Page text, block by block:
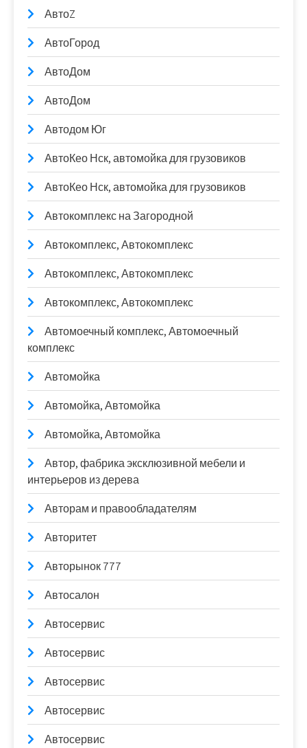
АвтоZ
АвтоГород
АвтоДом
АвтоДом
Автодом Юг
АвтоКео Нск, автомойка для грузовиков
АвтоКео Нск, автомойка для грузовиков
Автокомплекс на Загородной
Автокомплекс, Автокомплекс
Автокомплекс, Автокомплекс
Автокомплекс, Автокомплекс
Автомоечный комплекс, Автомоечный
комплекс
Автомойка
Автомойка, Автомойка
Автомойка, Автомойка
Автор, фабрика эксклюзивной мебели и
интерьеров из дерева
Авторам и правообладателям
Авторитет
Авторынок 777
Автосалон
Автосервис
Автосервис
Автосервис
Автосервис
Автосервис